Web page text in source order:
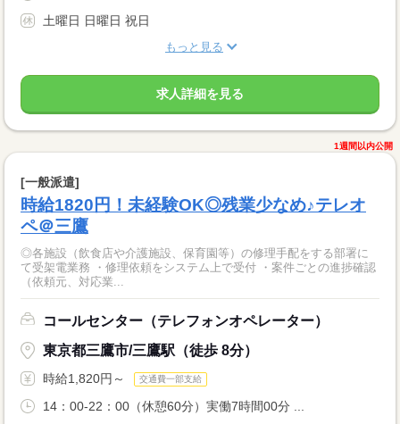
土曜日 日曜日 祝日
もっと見る
求人詳細を見る
1週間以内公開
[一般派遣]
時給1820円！未経験OK◎残業少なめ♪テレオ
ペ＠三鷹
◎各施設（飲食店や介護施設、保育園等）の修理手配をする部署に
て受架電業務 ・修理依頼をシステム上で受付 ・案件ごとの進捗確認
（依頼元、対応業...
コールセンター（テレフォンオペレーター）
東京都三鷹市/三鷹駅（徒歩 8分）
時給1,820円～ 交通費一部支給
14：00-22：00（休憩60分）実働7時間00分 ...